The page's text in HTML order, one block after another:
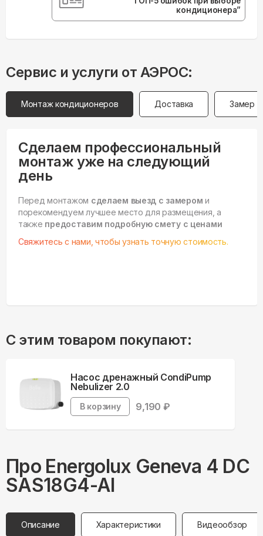
кондиционера”
Сервис и услуги от АЭРОС:
Монтаж кондиционеров Доставка Замер
Сделаем профессиональный
монтаж уже на следующий
день
Перед монтажом сделаем выезд с замером и
порекомендуем лучшее место для размещения, а
также предоставим подробную смету с ценами
Свяжитесь с нами, чтобы узнать точную стоимость.
С этим товаром покупают:
Насос дренажный CondiPump
Nebulizer 2.0
В корзину 9,190 ₽
Про Energolux Geneva 4 DC
SAS18G4-AI
Описание Характеристики Видеообзор